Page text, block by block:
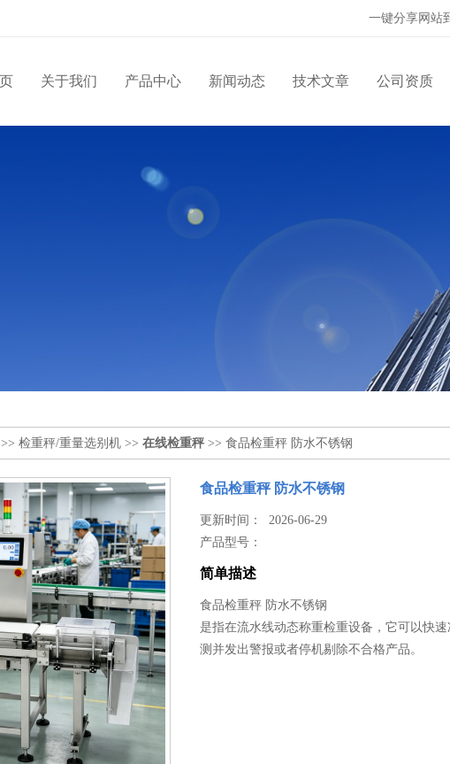
一键分享网站
关于我们 产品中心 新闻动态 技术文章 公司资质
>> 检重秤/重量选别机 >> 在线检重秤 >> 食品检重秤 防水不锈钢
食品检重秤 防水不锈钢
更新时间： 2026-06-29
产品型号：
简单描述
食品检重秤 防水不锈钢
是指在流水线动态称重检重设备，它可以快
测并发出警报或者停机剔除不合格产品。